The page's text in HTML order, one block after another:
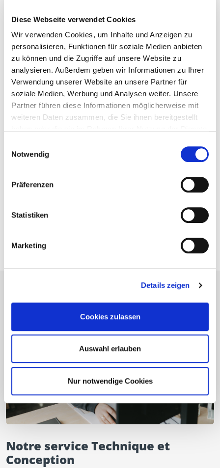
Diese Webseite verwendet Cookies
Wir verwenden Cookies, um Inhalte und Anzeigen zu
personalisieren, Funktionen für soziale Medien anbieten
zu können und die Zugriffe auf unsere Website zu
analysieren. Außerdem geben wir Informationen zu Ihrer
Verwendung unserer Website an unsere Partner für
soziale Medien, Werbung und Analysen weiter. Unsere
Partner führen diese Informationen möglicherweise mit
weiteren Daten zusammen, die Sie ihnen bereitgestellt
Notwendig
Präferenzen
Statistiken
Marketing
Details zeigen
Cookies zulassen
Auswahl erlauben
Nur notwendige Cookies
Topduo vis pour construction de toits en appentis
Notre service Technique et
Conception